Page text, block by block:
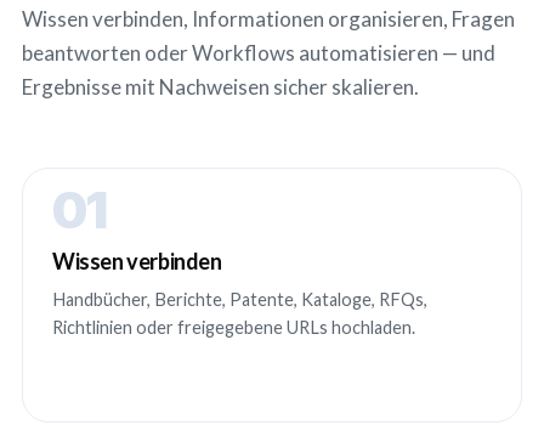
Wissen verbinden, Informationen organisieren, Fragen
beantworten oder Workflows automatisieren — und
Ergebnisse mit Nachweisen sicher skalieren.
01
Wissen verbinden
Handbücher, Berichte, Patente, Kataloge, RFQs,
Richtlinien oder freigegebene URLs hochladen.